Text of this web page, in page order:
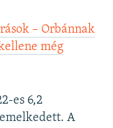
– Orbánnak
még
es 6,2
A